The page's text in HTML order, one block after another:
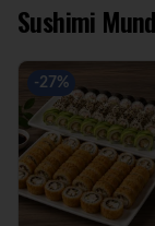
Sushimi
-27%